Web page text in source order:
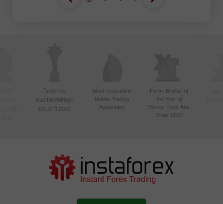
โปรแกรม
พันธมิตรที่ดีที่สุด
ประจำปี 2020
Most Innovative
Mobile Trading
Application
Forex Broker of
the Year at
Money Expo Abu
Dhabi 2025